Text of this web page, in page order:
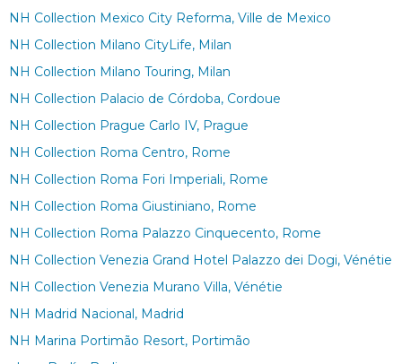
NH Collection Mexico City Reforma, Ville de Mexico
NH Collection Milano CityLife, Milan
NH Collection Milano Touring, Milan
NH Collection Palacio de Córdoba, Cordoue
NH Collection Prague Carlo IV, Prague
NH Collection Roma Centro, Rome
NH Collection Roma Fori Imperiali, Rome
NH Collection Roma Giustiniano, Rome
NH Collection Roma Palazzo Cinquecento, Rome
NH Collection Venezia Grand Hotel Palazzo dei Dogi, Vénétie
NH Collection Venezia Murano Villa, Vénétie
NH Madrid Nacional, Madrid
NH Marina Portimão Resort, Portimão